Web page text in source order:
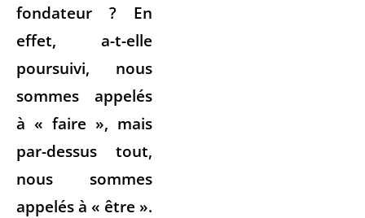
fondateur ? En
effet, a-t-elle
poursuivi, nous
sommes appelés
à « faire », mais
par-dessus tout,
nous sommes
appelés à « être ».